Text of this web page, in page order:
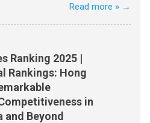
務策略 1. 專業規劃與長期布局
者需注意「薪俸稅」與「利得
：若長期離港，可透過家庭成
維繫續簽資...
站概不負責，並保留對文章更
分享學習内容。如涉及版權問
闆匯報說到現在為止只有一個
袋，價格是多少多少；土豆質
據他看價格非常公道。昨天他
庫存已經不多了。 節選自張健
》中《差別》 資料搜尋自網絡
。請各位讀者閲讀前自行衡量
讀者閲讀前後的任何行爲負
成功的商人談話的機會。當他對
後，商人給了他兩個重要的建
東西上。 這兩個建議很關鍵。
言，他不會做的事情很多。於
思考：人們會有什麼難題，他
，吃早飯時父親讓達瑞去取報
紙從花園籬笆的一個特製的管
Read more » →
Ranking 2025 |
Rankings: Hong
in
and Beyond